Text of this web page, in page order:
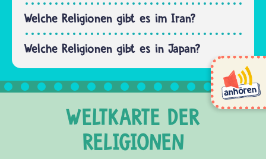
Welche Religionen gibt es im Iran?
Welche Religionen gibt es in Japan?